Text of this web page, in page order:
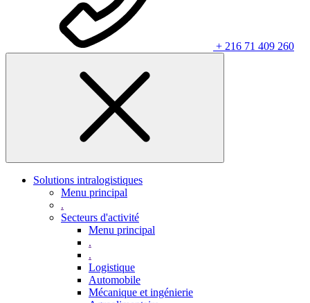
+ 216 71 409 260
Solutions intralogistiques
Menu principal
.
Secteurs d'activité
Menu principal
.
.
Logistique
Automobile
Mécanique et ingénierie